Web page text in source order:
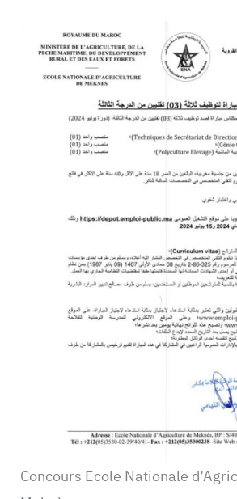
Concours Ecole Nationale